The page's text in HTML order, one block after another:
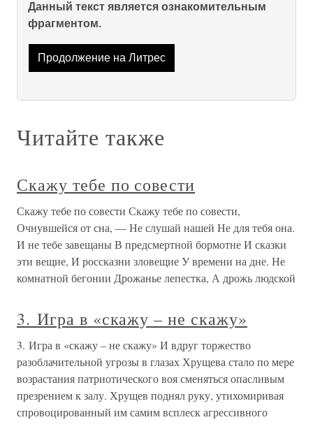
Данный текст является ознакомительным
фрагментом.
Продолжение на Литрес
Читайте также
Скажу тебе по совести
Скажу тебе по совести Скажу тебе по совести,
Очнувшейся от сна, — Не слушай нашей Не для тебя она.
И не тебе завещаны В предсмертной бормотне И сказки
эти вещие, И россказни зловещие У времени на дне. Не
комнатной бегонии Дрожанье лепестка, А дрожь людской
3. Игра в «скажу – не скажу»
3. Игра в «скажу – не скажу» И вдруг торжество
разоблачительной угрозы в глазах Хрущева стало по мере
возрастания патриотического воя сменяться опасливым
презрением к залу. Хрущев поднял руку, утихомиривая
спровоцированный им самим всплеск агрессивного